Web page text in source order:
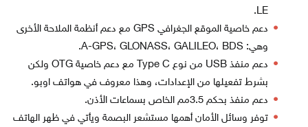
LE.
دعم خاصية الموقع الجغرافي GPS مع دعم أنظمة الملاحة الأخرى
وهي: A-GPS، GLONASS، GALILEO، BDS.
دعم منفذ USB من نوع Type C مع دعم خاصية OTG ولكن
بشرط تفعيلها من الإعدادات، وهذا معروف في هواتف اوبو.
دعم منفذ بحكم 3.5مم الخاص بسماعات الأذن.
توفر وسائل الأمان أهمها مستشعر البصمة ويأتي في ظهر الهاتف